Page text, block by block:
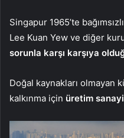
Singapur 1965’te
Lee Kuan Yew ve diğer
sorunla karşı karşıya
Doğal kaynakları olmayan
kalkınma için üretim